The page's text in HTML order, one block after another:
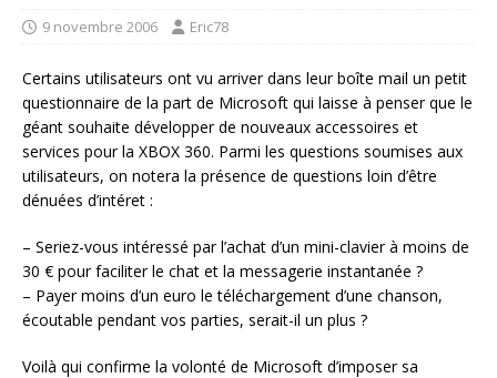
9 novembre 2006 Eric78
Certains utilisateurs ont vu arriver dans leur boîte mail un petit
questionnaire de la part de Microsoft qui laisse à penser que le
géant souhaite développer de nouveaux accessoires et
services pour la XBOX 360. Parmi les questions soumises aux
utilisateurs, on notera la présence de questions loin d’être
dénuées d’intéret :
– Seriez-vous intéressé par l’achat d’un mini-clavier à moins de
30 € pour faciliter le chat et la messagerie instantanée ?
– Payer moins d’un euro le téléchargement d’une chanson,
écoutable pendant vos parties, serait-il un plus ?
Voilà qui confirme la volonté de Microsoft d’imposer sa